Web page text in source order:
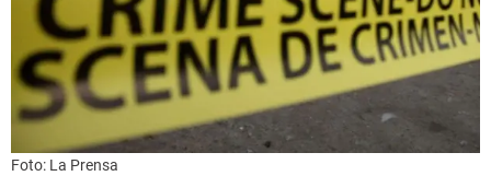
Foto: La Prensa